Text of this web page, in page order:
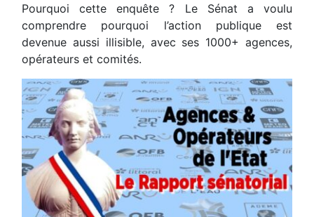
Pourquoi cette enquête ? Le Sénat a voulu
comprendre pourquoi l’action publique est
devenue aussi illisible, avec ses 1000+ agences,
opérateurs et comités.